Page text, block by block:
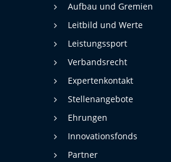
Aufbau und Gremien
Leitbild und Werte
Leistungssport
Verbandsrecht
Expertenkontakt
Stellenangebote
Ehrungen
Innovationsfonds
Partner
Statistiken zur
Cookie Laufzeit: 24 Monate
Medien & externe Dienste
Um Inhalte von Videoplattformen und
Diensten anzeigen zu können, werden von
gesetzt. Die Einbindung kann bei Bedarf
YouTube
Anbieter: